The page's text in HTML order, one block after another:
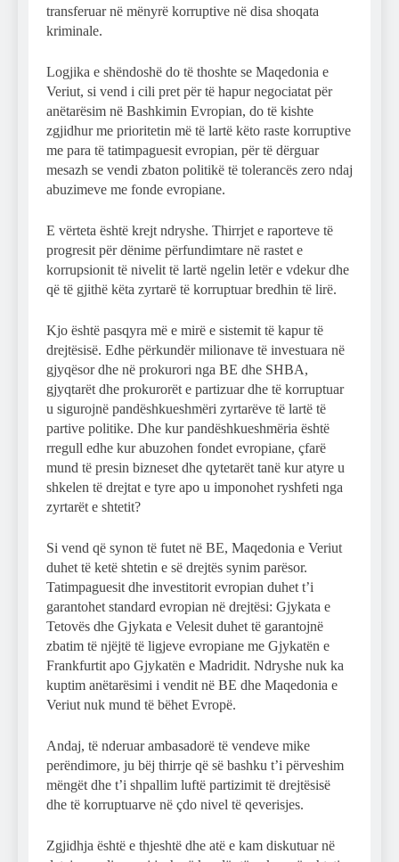
transferuar në mënyrë korruptive në disa shoqata
kriminale.
Logjika e shëndoshë do të thoshte se Maqedonia e
Veriut, si vend i cili pret për të hapur negociatat për
anëtarësim në Bashkimin Evropian, do të kishte
zgjidhur me prioritetin më të lartë këto raste korruptive
me para të tatimpaguesit evropian, për të dërguar
mesazh se vendi zbaton politikë të tolerancës zero ndaj
abuzimeve me fonde evropiane.
E vërteta është krejt ndryshe. Thirrjet e raporteve të
progresit për dënime përfundimtare në rastet e
korrupsionit të nivelit të lartë ngelin letër e vdekur dhe
që të gjithë këta zyrtarë të korruptuar bredhin të lirë.
Kjo është pasqyra më e mirë e sistemit të kapur të
drejtësisë. Edhe përkundër milionave të investuara në
gjyqësor dhe në prokurori nga BE dhe SHBA,
gjyqtarët dhe prokurorët e partizuar dhe të korruptuar
u sigurojnë pandëshkueshmëri zyrtarëve të lartë të
partive politike. Dhe kur pandëshkueshmëria është
rregull edhe kur abuzohen fondet evropiane, çfarë
mund të presin bizneset dhe qytetarët tanë kur atyre u
shkelen të drejtat e tyre apo u imponohet ryshfeti nga
zyrtarët e shtetit?
Si vend që synon të futet në BE, Maqedonia e Veriut
duhet të ketë shtetin e së drejtës synim parësor.
Tatimpaguesit dhe investitorit evropian duhet t’i
garantohet standard evropian në drejtësi: Gjykata e
Tetovës dhe Gjykata e Velesit duhet të garantojnë
zbatim të njëjtë të ligjeve evropiane me Gjykatën e
Frankfurtit apo Gjykatën e Madridit. Ndryshe nuk ka
kuptim anëtarësimi i vendit në BE dhe Maqedonia e
Veriut nuk mund të bëhet Evropë.
Andaj, të nderuar ambasadorë të vendeve mike
perëndimore, ju bëj thirrje që së bashku t’i përveshim
mëngët dhe t’i shpallim luftë partizimit të drejtësisë
dhe të korruptuarve në çdo nivel të qeverisjes.
Zgjidhja është e thjeshtë dhe atë e kam diskutuar në